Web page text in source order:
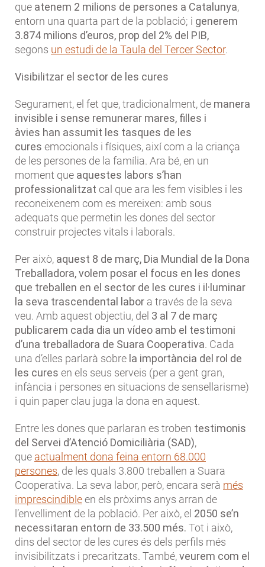
que atenem 2 milions de persones a Catalunya,
entorn una quarta part de la població; i generem
3.874 milions d’euros, prop del 2% del PIB,
segons un estudi de la Taula del Tercer Sector.
Visibilitzar el sector de les cures
Segurament, el fet que, tradicionalment, de manera
invisible i sense remunerar mares, filles i
àvies han assumit les tasques de les
cures emocionals i físiques, així com a la criança
de les persones de la família. Ara bé, en un
moment que aquestes labors s’han
professionalitzat cal que ara les fem visibles i les
reconeixenem com es mereixen: amb sous
adequats que permetin les dones del sector
construir projectes vitals i laborals.
Per això, aquest 8 de març, Dia Mundial de la Dona
Treballadora, volem posar el focus en les dones
que treballen en el sector de les cures i il·luminar
la seva trascendental labor a través de la seva
veu. Amb aquest objectiu, del 3 al 7 de març
publicarem cada dia un vídeo amb el testimoni
d’una treballadora de Suara Cooperativa. Cada
una d’elles parlarà sobre la importància del rol de
les cures en els seus serveis (per a gent gran,
infància i persones en situacions de sensellarisme)
i quin paper clau juga la dona en aquest.
Entre les dones que parlaran es troben testimonis
del Servei d’Atenció Domiciliària (SAD),
que actualment dona feina entorn 68.000
persones, de les quals 3.800 treballen a Suara
Cooperativa. La seva labor, però, encara serà més
imprescindibleen els pròxims anys arran de
l’envelliment de la població. Per això, el 2050 se’n
necessitaran entorn de 33.500 més. Tot i això,
dins del sector de les cures és dels perfils més
invisibilitzats i precaritzats. També,veurem com el